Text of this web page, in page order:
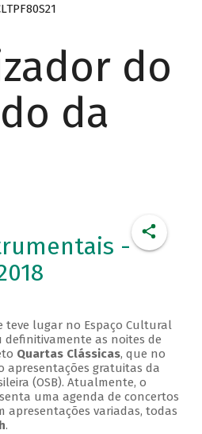
do
da
-
teve lugar no Espaço Cultural
definitivamente as noites de
Quartas Clássicas, que no
apresentações gratuitas da
(OSB). Atualmente, o
uma agenda de concertos
apresentações variadas, todas
.